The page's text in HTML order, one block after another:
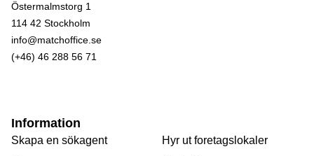
Östermalmstorg 1
114 42 Stockholm
info@matchoffice.se
(+46) 46 288 56 71
Information
Skapa en sökagent
Hyr ut foretagslokaler